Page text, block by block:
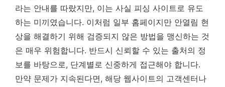
라는 안내를 따랐지만, 이는 사실 피싱 사이트로 유도
하는 미끼였습니다. 이처럼 일부 홈페이지만 안열림 현
상을 해결하기 위해 검증되지 않은 방법을 맹신하는 것
은 매우 위험합니다. 반드시 신뢰할 수 있는 출처의 정
보를 바탕으로, 단계별로 신중하게 접근해야 합니다.
만약 문제가 지속된다면, 해당 웹사이트의 고객센터나